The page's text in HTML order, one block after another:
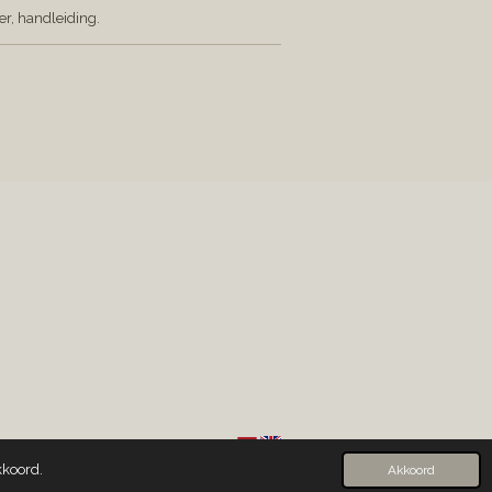
Akkoord
handleiding.